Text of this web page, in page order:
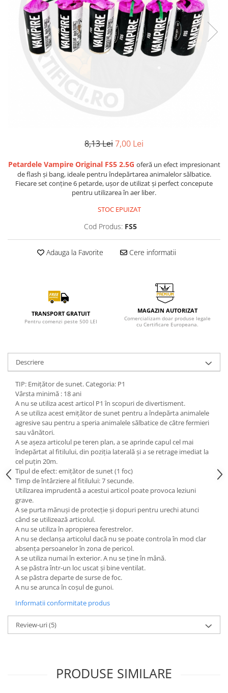
8,13 Lei7,00 Lei
Petardele Vampire Original FS5 2.5G oferă un efect impresionant
de flash și bang, ideale pentru îndepărtarea animalelor sălbatice.
Fiecare set conține 6 petarde, ușor de utilizat și perfect concepute
pentru utilizarea în aer liber.
STOC EPUIZAT
Cod Produs: FS5
Adauga la Favorite Cere informatii
TRANSPORT GRATUIT
Pentru comenzi peste 500 LEI
MAGAZIN AUTORIZAT
Comercializam doar produse legale
cu Certificare Europeana.
Descriere
TIP: Emițător de sunet. Categoria: P1
Vârsta minimă : 18 ani
A nu se utiliza acest articol P1 în scopuri de divertisment.
A se utiliza acest emițător de sunet pentru a îndepărta animalele
agresive sau pentru a speria animalele sălbatice de către fermieri
sau vânători.
A se așeza articolul pe teren plan, a se aprinde capul cel mai
îndepărtat al fitilului, din poziția laterală și a se retrage imediat la
cel puțin 20m.
Tipul de efect: emițător de sunet (1 foc)
Timp de întârziere al fitilului: 7 secunde.
Utilizarea imprudentă a acestui articol poate provoca leziuni
grave.
A se purta mănuși de protecție și dopuri pentru urechi atunci
când se utilizează articolul.
A nu se utiliza în apropierea ferestrelor.
A nu se declanșa articolul dacă nu se poate controla în mod clar
absența persoanelor în zona de pericol.
A se utiliza numai în exterior. A nu se ține în mână.
A se păstra într-un loc uscat și bine ventilat.
A se păstra departe de surse de foc.
A nu se arunca în coșul de gunoi.
Informatii conformitate produs
Review-uri(5)
PRODUSE SIMILARE